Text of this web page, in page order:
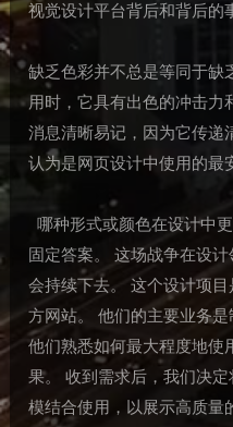
视觉设计平台背后和背后的
缺乏色彩并不总是等同于缺
用时，它具有出色的冲击力
消息清晰易记，因为它传递
认为是网页设计中使用的最
哪种形式或颜色在设计中
固定答案。 这场战争在设
会持续下去。 这个设计项
方网站。 他们的主要业务是
他们熟悉如何最大程度地使
果。 收到需求后，我们决
模结合使用，以展示高质量